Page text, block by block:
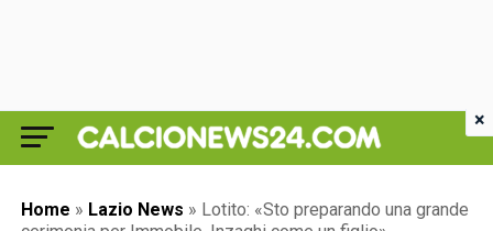
Home » Lazio News » Lotito: «Sto preparando una grande
×